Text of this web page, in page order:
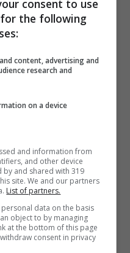
in tempo reale
in contesti
che questo
le prestazioni
nella risposta
Ciò indica
nella
artificiale di
consent to use
the following
content, advertising and
research and
on a device
and information from
and other device
by and shared with 319
site. We and our partners
List of partners.
data on the basis
object to by managing
at the bottom of this page
consent in privacy